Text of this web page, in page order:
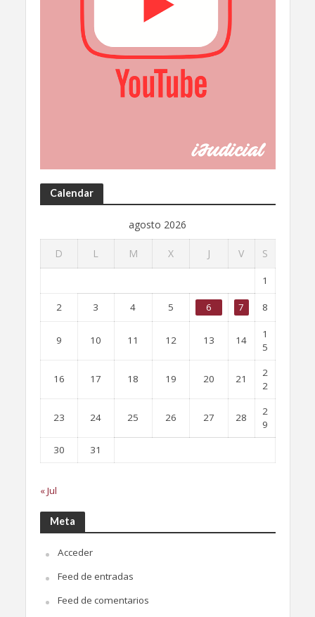
Calendar
agosto 2026
D L M X J V S
1
2 3 4 5 6 7 8
9 10 11 12 13 14
1
5
16 17 18 19 20 21
2
2
23 24 25 26 27 28
2
9
30
31
« Jul
Meta
Acceder
Feed de entradas
Feed de comentarios